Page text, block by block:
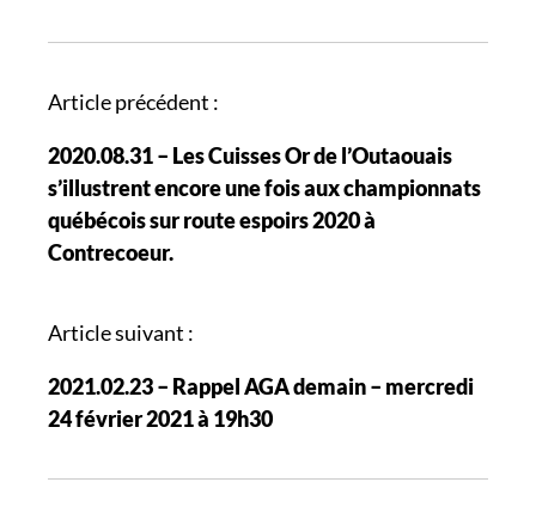
N
v
i
g
a
i
n
d
s
Article précédent :
2020.08.31 – Les Cuisses Or de l’Outaouais
s’illustrent encore une fois aux championnats
québécois sur route espoirs 2020 à
Contrecoeur.
Article suivant :
2021.02.23 – Rappel AGA demain – mercredi
24 février 2021 à 19h30